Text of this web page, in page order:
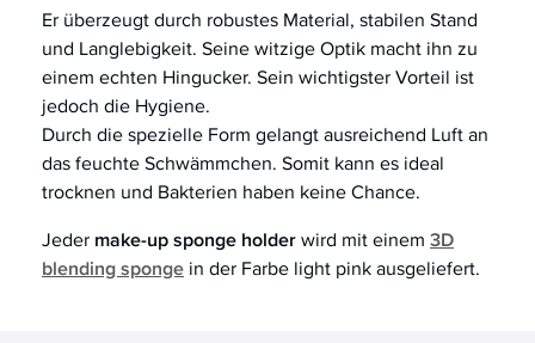
Er überzeugt durch robustes Material, stabilen Stand
und Langlebigkeit. Seine witzige Optik macht ihn zu
einem echten Hingucker. Sein wichtigster Vorteil ist
jedoch die Hygiene.
Durch die spezielle Form gelangt ausreichend Luft an
das feuchte Schwämmchen. Somit kann es ideal
trocknen und Bakterien haben keine Chance.
Jeder make-up sponge holderwird mit einem 3D
blending sponge in der Farbe light pink ausgeliefert.